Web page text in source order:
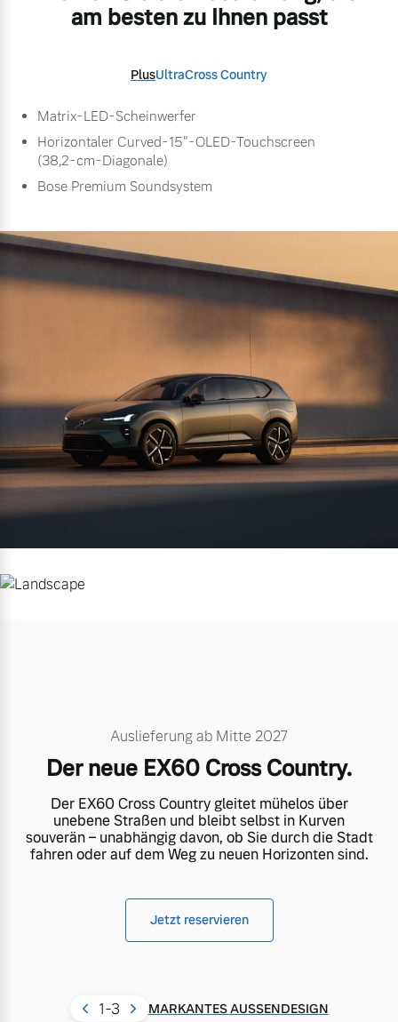
am besten zu Ihnen passt
PlusUltraCross Country
Matrix-LED-Scheinwerfer
Horizontaler Curved-15"-OLED-Touchscreen
(38,2-cm-Diagonale)
Bose Premium Soundsystem
Auslieferung ab Mitte 2027
Der neue EX60 Cross Country.
Der EX60 Cross Country gleitet mühelos über
unebene Straßen und bleibt selbst in Kurven
souverän – unabhängig davon, ob Sie durch die Stadt
fahren oder auf dem Weg zu neuen Horizonten sind.
Jetzt reservieren
1-3 MARKANTES AUSSENDESIGN